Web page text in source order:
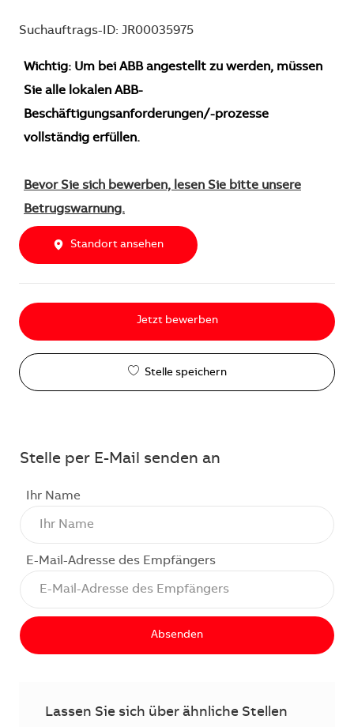
Suchauftrags-ID: JR00035975
Wichtig: Um bei ABB angestellt zu werden, müssen
Sie alle lokalen ABB-
Beschäftigungsanforderungen/-prozesse
vollständig erfüllen.
Bevor Sie sich bewerben, lesen Sie bitte unsere
Betrugswarnung.
Standort ansehen
Jetzt bewerben
Stelle speichern
Stelle per E-Mail senden an
Ihr Name
E-Mail-Adresse des Empfängers
Absenden
Lassen Sie sich über ähnliche Stellen